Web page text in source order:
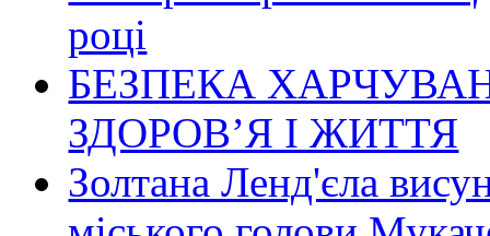
році
БЕЗПЕКА
ЗДОРОВ’Я І ЖИТТЯ
Золтана Ленд'єла